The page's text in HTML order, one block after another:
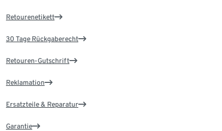
Retourenetikett
30 Tage Rückgaberecht
Retouren-Gutschrift
Reklamation
Ersatzteile & Reparatur
Garantie